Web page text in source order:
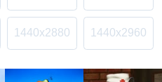
1440x2880 1440x2960